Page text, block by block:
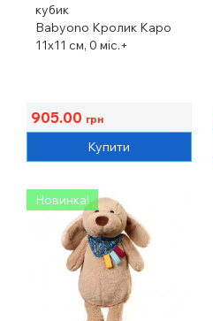
кубик
Babyono Кролик Каро
11х11 см, 0 міс.+
905.00 грн
Купити
Новинка!